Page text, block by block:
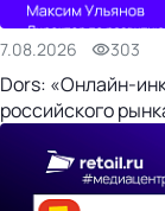
7.08.2026 303
Dors: «Онлайн-
российского